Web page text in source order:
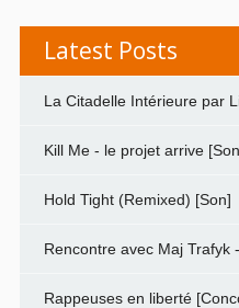
Latest Posts
La Citadelle Intérieure par
Kill Me - le projet arrive
Hold Tight (Remixed) [Son]
Rencontre avec Maj Trafyk
Rappeuses en liberté